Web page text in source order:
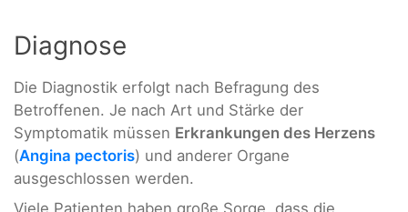
Diagnose
Die Diagnostik erfolgt nach Befragung des
Betroffenen. Je nach Art und Stärke der
Symptomatik müssen Erkrankungen des Herzens
(Angina pectoris) und anderer Organe
ausgeschlossen werden.